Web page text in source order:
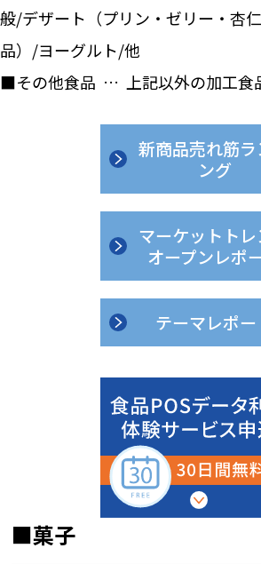
般/デザート（プリン・ゼリー・杏
品）/ヨーグルト/他
■その他食品 … 上記以外の加工食
新商品売れ筋ラ
ング
マーケットトレ
オープンレポ
テーマレポー
■菓子